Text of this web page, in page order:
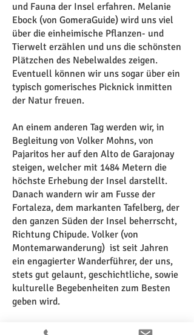
und Fauna der Insel erfahren. Melanie
Ebock (von GomeraGuide) wird uns viel
über die einheimische Pflanzen- und
Tierwelt erzählen und uns die schönsten
Plätzchen des Nebelwaldes zeigen.
Eventuell können wir uns sogar über ein
typisch gomerisches Picknick inmitten
der Natur freuen.
An einem anderen Tag werden wir, in
Begleitung von Volker Mohns, von
Pajaritos her auf den Alto de Garajonay
steigen, welcher mit 1484 Metern die
höchste Erhebung der Insel darstellt.
Danach wandern wir am Fusse der
Fortaleza, dem markanten Tafelberg, der
den ganzen Süden der Insel beherrscht,
Richtung Chipude. Volker (von
Montemarwanderung) ist seit Jahren
ein engagierter Wanderführer, der uns,
stets gut gelaunt, geschichtliche, sowie
kulturelle Begebenheiten zum Besten
geben wird.
Gerne stelle ich Ihnen auch die Kultur